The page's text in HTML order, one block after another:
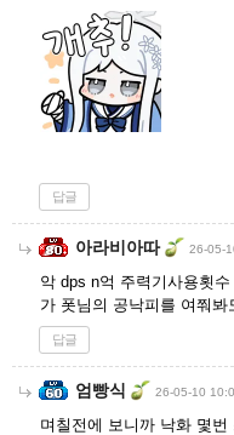
답글
아라비아따 26-05-
악 dps n억 주력기사용횟
가 폿님의 공낙피를 여쭤봐
답글
엄빵식 26-05-10
며칠전에 보니까 낙화 몇번